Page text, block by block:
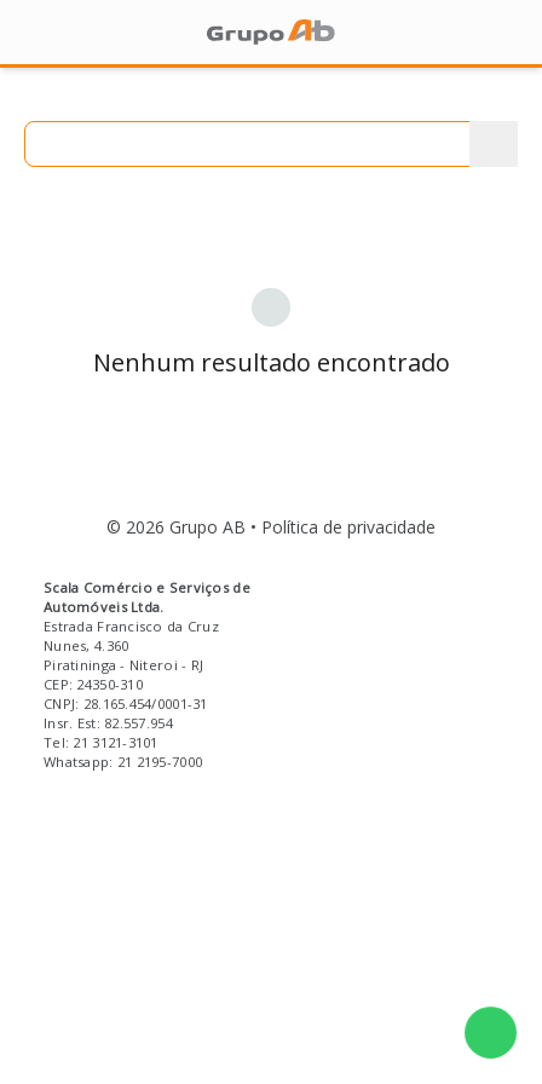
Nenhum resultado encontrado
© 2026 Grupo AB • Política de privacidade
Scala Comércio e Serviços de
Automóveis Ltda.
Estrada Francisco da Cruz
Nunes, 4.360
Piratininga - Niteroi - RJ
CEP: 24350-310
CNPJ: 28.165.454/0001-31
Insr. Est: 82.557.954
Tel: 21 3121-3101
Whatsapp: 21 2195-7000
Fale